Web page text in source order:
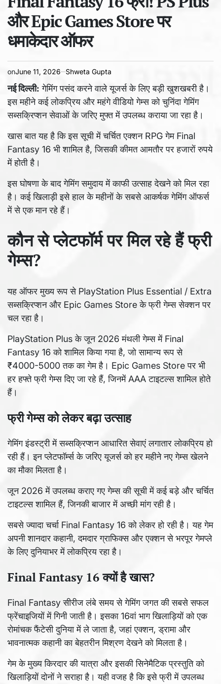
और Epic Games Store पर
धमाकेदार ऑफर
onJune 11, 2026 Shweta Gupta
नई दिल्ली: गेमिंग पसंद करने वाले यूजर्स के लिए बड़ी खुशखबरी है।
इस महीने कई लोकप्रिय और महंगे वीडियो गेम्स को चुनिंदा गेमिंग
सब्सक्रिप्शन सेवाओं के जरिए मुफ्त में उपलब्ध कराया जा रहा है।
खास बात यह है कि इस सूची में चर्चित एक्शन RPG गेम Final
Fantasy 16 भी शामिल है, जिसकी कीमत आमतौर पर हजारों रुपये
में होती है।
इस घोषणा के बाद गेमिंग समुदाय में काफी उत्साह देखने को मिल रहा
है। कई खिलाड़ी इसे हाल के महीनों के सबसे आकर्षक गेमिंग ऑफर्स
में से एक मान रहे हैं।
कौन से प्लेटफॉर्म पर मिल रहे हैं फ्री
गेम्स?
यह ऑफर मुख्य रूप से PlayStation Plus Essential / Extra
सब्सक्रिप्शन और Epic Games Store के फ्री गेम्स सेक्शन पर
चल रहा है।
PlayStation Plus के जून 2026 मंथली गेम्स में Final
Fantasy 16 को शामिल किया गया है, जो सामान्य रूप से
₹4000-5000 तक का गेम है। Epic Games Store पर भी
हर हफ्ते फ्री गेम्स दिए जा रहे हैं, जिनमें AAA टाइटल्स शामिल होते
हैं।
फ्री गेम्स को लेकर बढ़ा उत्साह
गेमिंग इंडस्ट्री में सब्सक्रिप्शन आधारित सेवाएं लगातार लोकप्रिय हो
रही हैं। इन प्लेटफॉर्म्स के जरिए यूजर्स को हर महीने नए गेम्स खेलने
का मौका मिलता है।
जून 2026 में उपलब्ध कराए गए गेम्स की सूची में कई बड़े और चर्चित
टाइटल्स शामिल हैं, जिनकी बाजार में अच्छी मांग रही है।
सबसे ज्यादा चर्चा Final Fantasy 16 को लेकर हो रही है। यह गेम
अपनी शानदार कहानी, दमदार ग्राफिक्स और एक्शन से भरपूर गेमप्ले
के लिए दुनियाभर में लोकप्रिय रहा है।
Final Fantasy 16 क्यों है खास?
Final Fantasy सीरीज लंबे समय से गेमिंग जगत की सबसे सफल
फ्रेंचाइजियों में गिनी जाती है। इसका 16वां भाग खिलाड़ियों को एक
रोमांचक फैंटेसी दुनिया में ले जाता है, जहां एक्शन, ड्रामा और
भावनात्मक कहानी का बेहतरीन मिश्रण देखने को मिलता है।
गेम के मुख्य किरदार की यात्रा और इसकी सिनेमैटिक प्रस्तुति को
खिलाड़ियों दोनों ने सराहा है। यही वजह है कि इसे फ्री में उपलब्ध